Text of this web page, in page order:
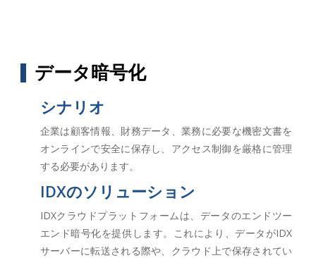
データ暗号化
シナリオ
企業は顧客情報、財務データ、業務に必要な機密文書を
オンラインで安全に保存し、アクセス制御を厳格に管理
する必要があります。
IDXのソリューション
IDXクラウドプラットフォームは、データのエンドツー
エンド暗号化を提供します。これにより、データがIDX
サーバーに転送される際や、クラウド上で保存されてい